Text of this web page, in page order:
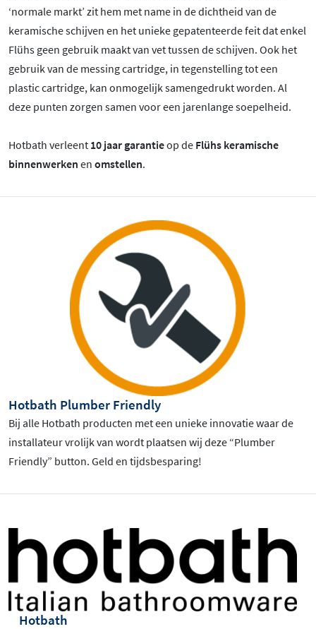
‘normale markt’ zit hem met name in de dichtheid van de
keramische schijven en het unieke gepatenteerde feit dat enkel
Flühs geen gebruik maakt van vet tussen de schijven. Ook het
gebruik van de messing cartridge, in tegenstelling tot een
plastic cartridge, kan onmogelijk samengedrukt worden. Al
deze punten zorgen samen voor een jarenlange soepelheid.
Hotbath verleent 10 jaar garantieop de Flühs keramische
binnenwerken en omstellen.
Hotbath Plumber Friendly
Bij alle Hotbath producten met een unieke innovatie waar de
installateur vrolijk van wordt plaatsen wij deze “Plumber
Friendly” button. Geld en tijdsbesparing!
Hotbath